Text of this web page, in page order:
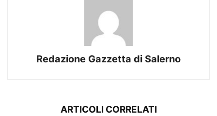
Redazione Gazzetta di Salerno
ARTICOLI CORRELATI